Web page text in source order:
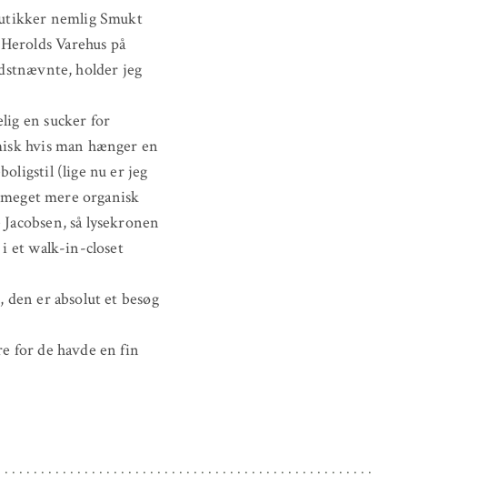
nemlig Smukt
Varehus på
holder jeg
en sucker for
hvis man hænger en
(lige nu er jeg
mere organisk
så lysekronen
i et walk-in-closet
den er absolut et besøg
for de havde en fin